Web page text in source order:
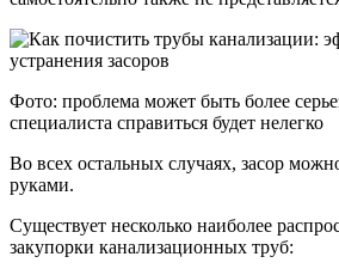
Фото: проблема может быть более
специалиста справиться будет нелегко
Во всех остальных случаях, засор
руками.
Существует несколько наиболее
закупорки канализационных труб: